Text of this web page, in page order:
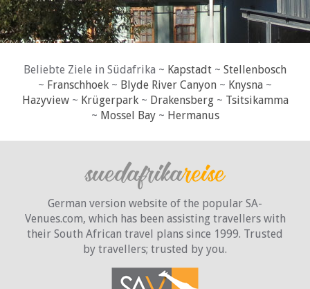
Beliebte Ziele in Südafrika ~ Kapstadt ~ Stellenbosch
~ Franschhoek ~ Blyde River Canyon ~ Knysna ~
Hazyview~ Krügerpark~ Drakensberg~ Tsitsikamma
~ Mossel Bay~ Hermanus
German version website of the popular SA-
Venues.com, which has been assisting travellers with
their South African travel plans since 1999. Trusted
by travellers; trusted by you.